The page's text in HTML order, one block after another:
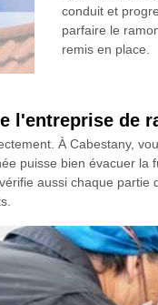
conduit et
parfaire le
remis en place.
l'entreprise de
À Cabestany,
puisse bien évacuer la
aussi chaque